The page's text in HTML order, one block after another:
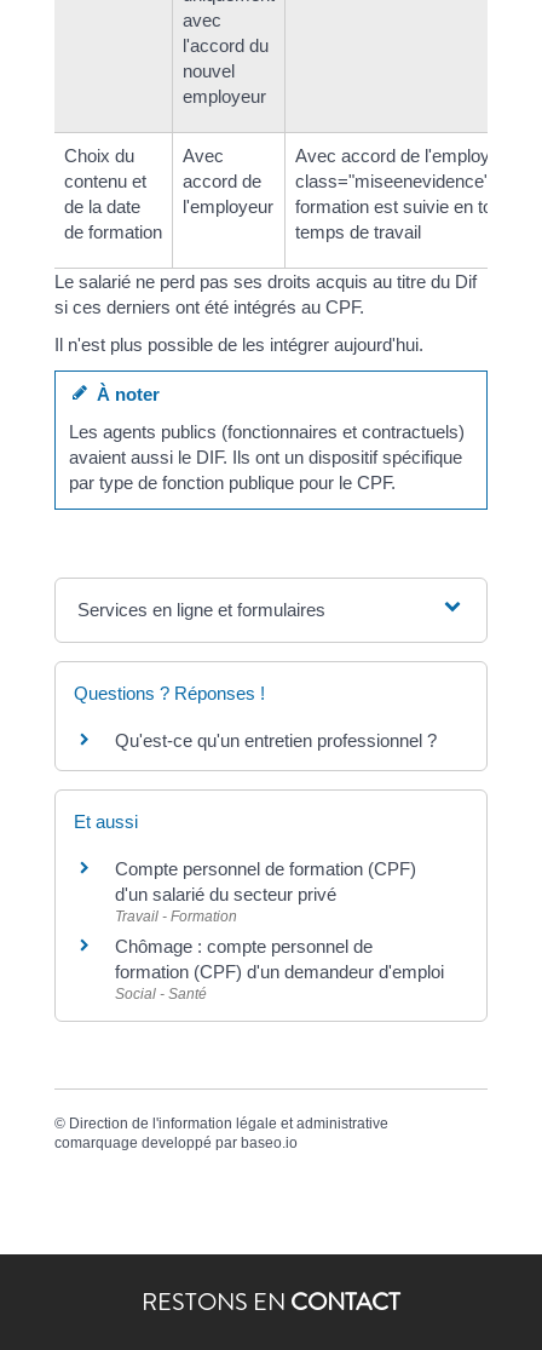
avec
l'accord du
nouvel
employeur
Choix du
contenu et
de la date
de formation
Avec
accord de
l'employeur
Avec accord de l'employeur
formation est suivie en totalité
temps de travail
Le salarié ne perd pas ses droits acquis au titre du Dif
si ces derniers ont été intégrés au CPF.
Il n'est plus possible de les intégrer aujourd'hui.
À noter
Les agents publics (fonctionnaires et contractuels)
avaient aussi le DIF. Ils ont un dispositif spécifique
par type de fonction publique pour le CPF.
Services en ligne et formulaires
Questions ? Réponses !
Qu'est-ce qu'un entretien professionnel ?
Et aussi
Compte personnel de formation (CPF)
d'un salarié du secteur privé
Travail - Formation
Chômage : compte personnel de
formation (CPF) d'un demandeur d'emploi
Social - Santé
© Direction de l'information légale et administrative
comarquage developpé par baseo.io
RESTONS EN CONTACT